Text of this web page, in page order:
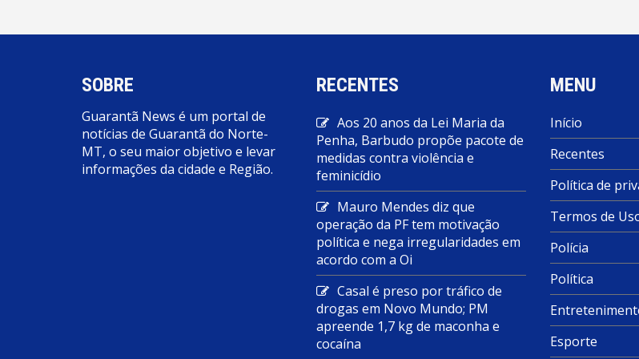
SOBRE
Guarantã News é um portal de
notícias de Guarantã do Norte-
MT, o seu maior objetivo e levar
informações da cidade e Região.
RECENTES
Aos 20 anos da Lei Maria da
Penha, Barbudo propõe pacote de
medidas contra violência e
feminicídio
Mauro Mendes diz que
operação da PF tem motivação
política e nega irregularidades em
acordo com a Oi
Casal é preso por tráfico de
drogas em Novo Mundo; PM
apreende 1,7 kg de maconha e
cocaína
MENU
Início
Recentes
Política de
Termos de
Polícia
Política
Esporte